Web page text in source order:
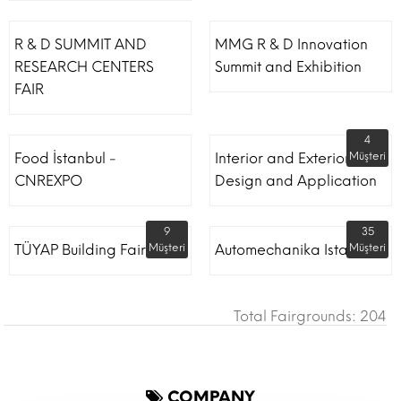
R & D SUMMIT AND
RESEARCH CENTERS
FAIR
MMG R & D Innovation
Summit and Exhibition
Food İstanbul -
CNREXPO
Interior and Exterior
Design and Application
4
Müşteri
TÜYAP Building Fair
9
Müşteri
Automechanika Istanbul
35
Müşteri
Total Fairgrounds: 204